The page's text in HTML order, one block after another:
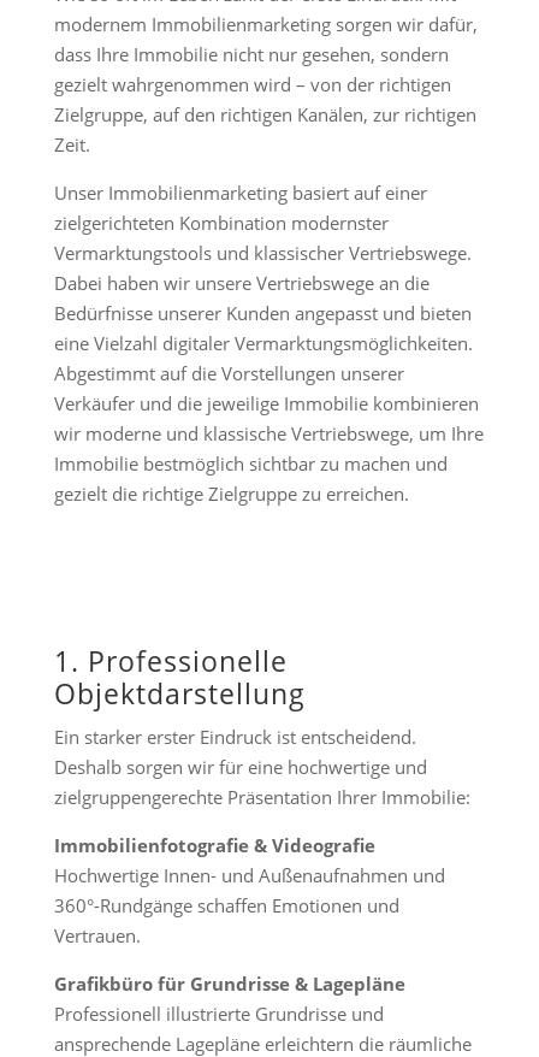
modernem Immobilienmarketing sorgen wir dafür,
dass Ihre Immobilie nicht nur gesehen, sondern
gezielt wahrgenommen wird – von der richtigen
Zielgruppe, auf den richtigen Kanälen, zur richtigen
Zeit.
Unser Immobilienmarketing basiert auf einer
zielgerichteten Kombination modernster
Vermarktungstools und klassischer Vertriebswege.
Dabei haben wir unsere Vertriebswege an die
Bedürfnisse unserer Kunden angepasst und bieten
eine Vielzahl digitaler Vermarktungsmöglichkeiten.
Abgestimmt auf die Vorstellungen unserer
Verkäufer und die jeweilige Immobilie kombinieren
wir moderne und klassische Vertriebswege, um Ihre
Immobilie bestmöglich sichtbar zu machen und
gezielt die richtige Zielgruppe zu erreichen.
1. Professionelle
Objektdarstellung
Ein starker erster Eindruck ist entscheidend.
Deshalb sorgen wir für eine hochwertige und
zielgruppengerechte Präsentation Ihrer Immobilie:
Immobilienfotografie & Videografie
Hochwertige Innen- und Außenaufnahmen und
360°-Rundgänge schaffen Emotionen und
Vertrauen.
Grafikbüro für Grundrisse & Lagepläne
Professionell illustrierte Grundrisse und
ansprechende Lagepläne erleichtern die räumliche